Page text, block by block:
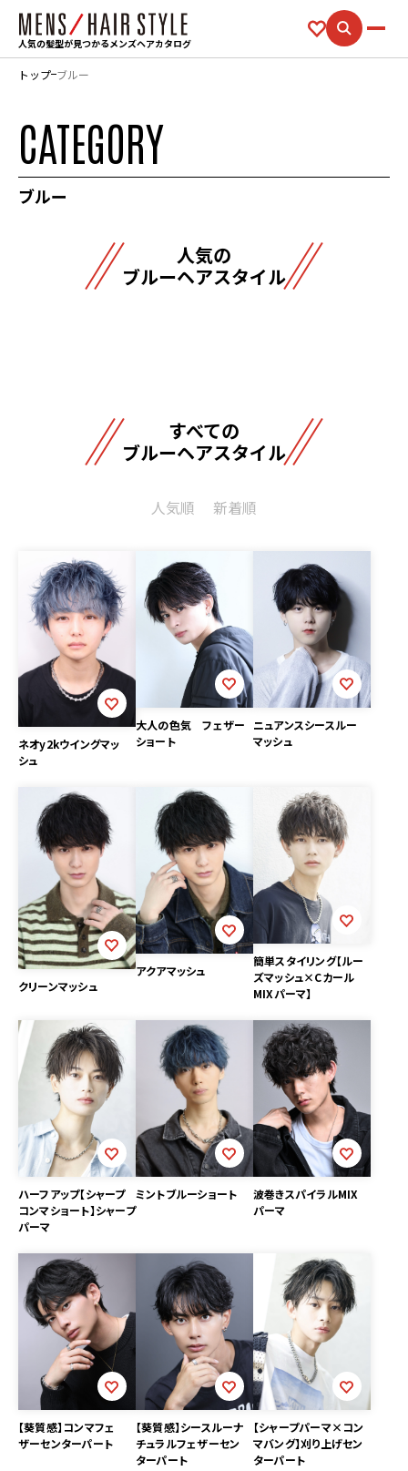
人気の髪型が見つかるメンズヘアカタログ
トップ ブルー
CATEGORY
ブルー
人気の
ブルーヘアスタイル
すべての
ブルーヘアスタイル
人気順 新着順
ネオy2kウイングマッ
シュ
大人の色気 フェザー
ショート
ニュアンスシースルー
マッシュ
クリーンマッシュ
アクアマッシュ
簡単スタイリング【ルー
ズマッシュ×Cカール
MIXパーマ】
ハーフアップ【シャープ
コンマショート】シャープ
パーマ
ミントブルーショート
波巻きスパイラルMIX
パーマ
【葵質感】コンマフェ
ザーセンターパート
【葵質感】シースルーナ
チュラルフェザーセン
ターパート
【シャープパーマ×コン
マバング】刈り上げセン
ターパート